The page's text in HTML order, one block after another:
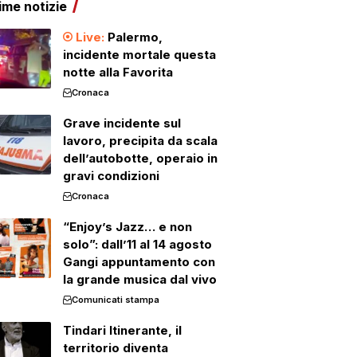
notizie
Palermo,
incidente mortale questa
notte alla Favorita
Cronaca
Grave incidente sul
lavoro, precipita da scala
dell’autobotte, operaio in
gravi condizioni
Cronaca
“Enjoy’s Jazz… e non
solo”: dall’11 al 14 agosto
Gangi appuntamento con
la grande musica dal vivo
Comunicati stampa
Tindari Itinerante, il
territorio diventa